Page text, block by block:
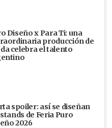
Diseño x Para Ti: una
producción de
celebra el talento
spoiler: así se diseñan
de Feria Puro
2026